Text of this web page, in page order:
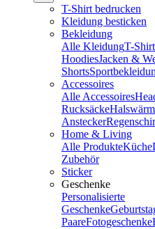
T-Shirt bedrucken
Kleidung besticken
Bekleidung
Alle KleidungT-
HoodiesJacken &
Shorts
Accessoires
Alle Accessoires
Rucksäcke
Anstecker
Home & Living
Alle ProdukteKüche
Zubehör
Sticker
Geschenke
Personalisierte
Geschenke
PaareFotogeschenke